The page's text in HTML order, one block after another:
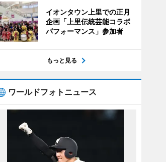
イオンタウン上里での正月
企画「上里伝統芸能コラボ
パフォーマンス」参加者
もっと見る
ワールドフォトニュース